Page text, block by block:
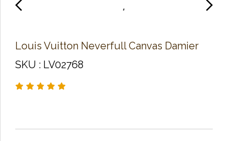
Louis Vuitton Neverfull Canvas Damier
SKU : LV02768